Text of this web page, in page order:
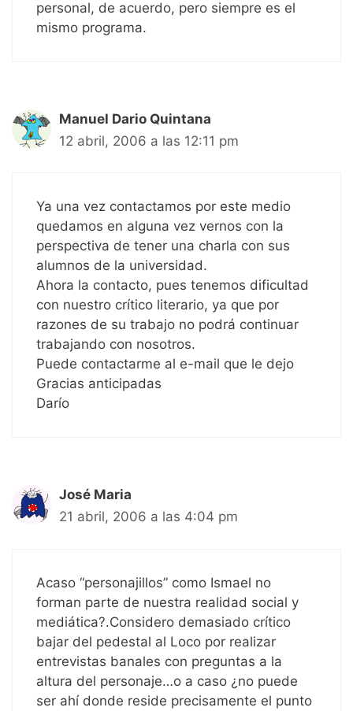
personal, de acuerdo, pero siempre es el
mismo programa.
Manuel Dario Quintana
12 abril, 2006 a las 12:11 pm
Ya una vez contactamos por este medio
quedamos en alguna vez vernos con la
perspectiva de tener una charla con sus
alumnos de la universidad.
Ahora la contacto, pues tenemos dificultad
con nuestro crítico literario, ya que por
razones de su trabajo no podrá continuar
trabajando con nosotros.
Puede contactarme al e-mail que le dejo
Gracias anticipadas
Darío
José Maria
21 abril, 2006 a las 4:04 pm
Acaso “personajillos” como Ismael no
forman parte de nuestra realidad social y
mediática?.Considero demasiado crítico
bajar del pedestal al Loco por realizar
entrevistas banales con preguntas a la
altura del personaje…o a caso ¿no puede
ser ahí donde reside precisamente el punto